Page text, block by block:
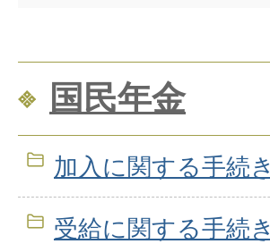
国民年金
加入に関する手続き
受給に関する手続き